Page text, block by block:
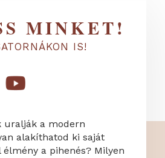
MINKET!
IS!
uralják a modern
alakíthatod ki saját
élmény a pihenés? Milyen